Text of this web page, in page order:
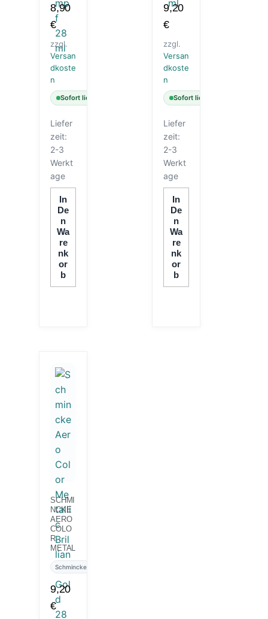
PF 28
ML
8,90
€
zzgl.
Versan
dkoste
n
Sofort lieferbar
Liefer
zeit:
2-3
Werkt
age
In
De
N
Wa
Re
Nk
Or
B
9,20
€
zzgl.
Versan
dkoste
n
Sofort lieferbar
Liefer
zeit:
2-3
Werkt
age
In
De
N
Wa
Re
Nk
Or
B
SCHMI
NCKE
AERO
COLO
R
METAL
LIC
BRILLI
GOLD
28 ML
Schmincke
9,20
€